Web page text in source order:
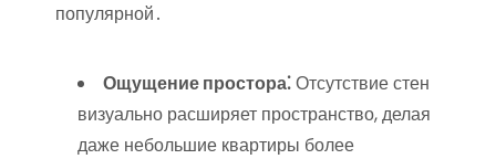
популярной․
Ощущение простора⁚Отсутствие стен
визуально расширяет пространство, делая
даже небольшие квартиры более